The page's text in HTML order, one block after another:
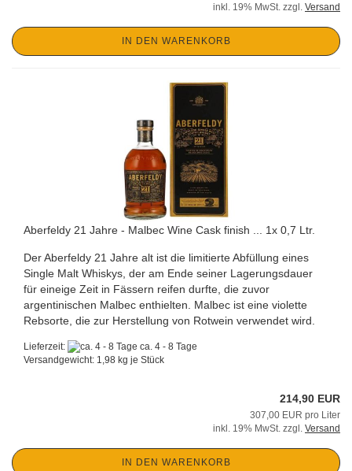
inkl. 19% MwSt. zzgl. Versand
IN DEN WARENKORB
Aberfeldy 21 Jahre - Malbec Wine Cask finish ... 1x 0,7 Ltr.
Der Aberfeldy 21 Jahre alt ist die limitierte Abfüllung eines
Single Malt Whiskys, der am Ende seiner Lagerungsdauer
für eineige Zeit in Fässern reifen durfte, die zuvor
argentinischen Malbec enthielten. Malbec ist eine violette
Rebsorte, die zur Herstellung von Rotwein verwendet wird.
Lieferzeit:
ca. 4 - 8 Tage
Versandgewicht: 1,98 kg je Stück
214,90 EUR
307,00 EUR pro Liter
inkl. 19% MwSt. zzgl. Versand
IN DEN WARENKORB